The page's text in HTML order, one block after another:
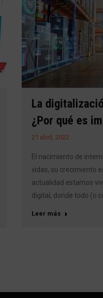
La
¿Por qué es
21 abril, 2022
El nacimiento de
vidas, su crecimiento
actualidad estamos
digital, donde todo (o
Leer más